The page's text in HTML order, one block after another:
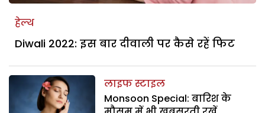
हेल्थ
Diwali 2022: इस बार दीवाली पर कैसे रहें फिट
लाइफ स्टाइल
Monsoon Special: बारिश के